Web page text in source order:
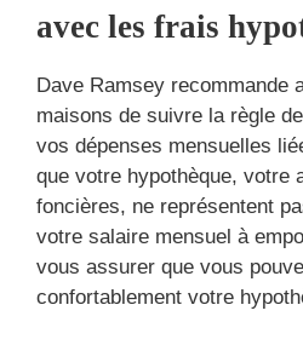
avec les frais
Dave Ramsey recommande
maisons de suivre la règle
vos dépenses mensuelles
que votre hypothèque, votre
foncières, ne représentent
votre salaire mensuel à
vous assurer que vous
confortablement votre